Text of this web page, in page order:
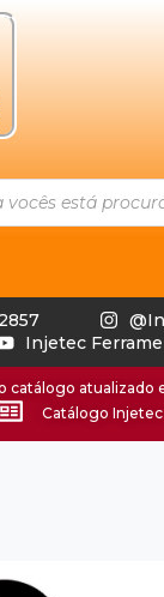
Injetec
catálogo atualizado
Catálogo